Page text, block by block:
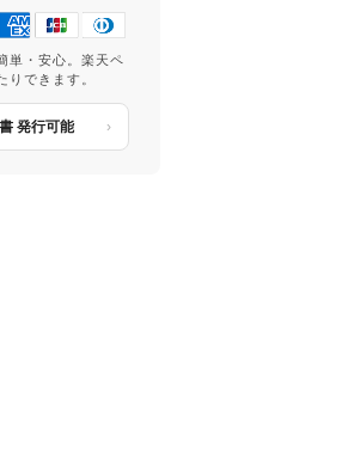
単・安心。楽天ペ
りできます。
発行可能